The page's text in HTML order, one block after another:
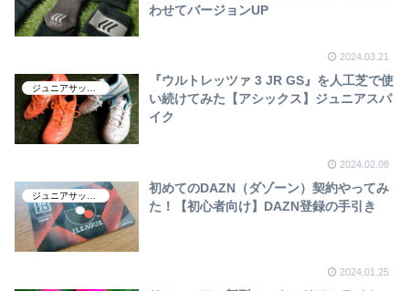
わせてバージョンUP
2024.03.21
ジュニアサッカー
『ウルトレッツァ 3 JR GS』を人工芝で使
い続けてみた【アシックス】ジュニアスパ
イク
2024.02.08
初めてのDAZN（ダゾーン）契約やってみ
た！【初心者向け】DAZN登録の手引き
2024.01.25